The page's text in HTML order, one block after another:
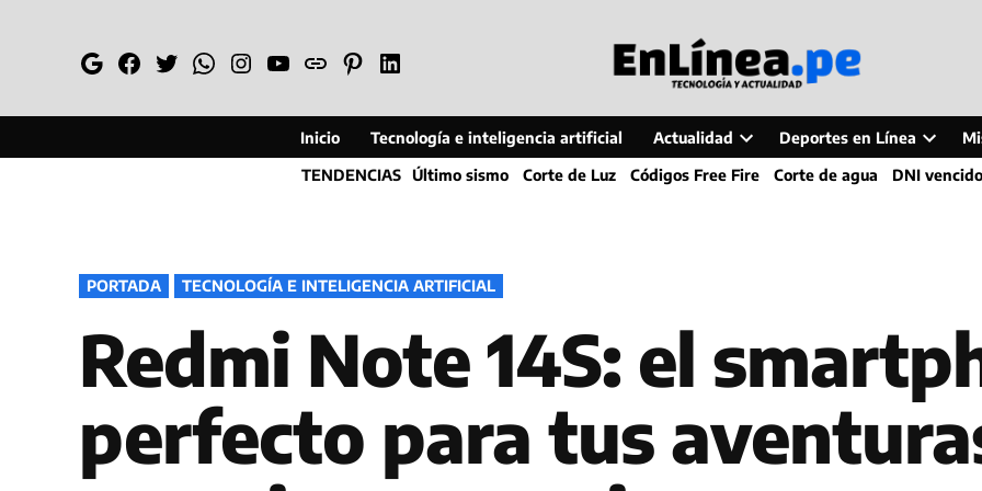
GoogleFacebook
TwitterWhatsapp
Instagram
YouTube
WebPinterestLinkedin
Inicio Tecnología e inteligencia artificial Actualidad
Open
dropdown
Deportes en Línea
Open
dropdown
TENDENCIAS Último sismo Corte de Luz Códigos Free Fire Corte de agua DNI vencido
PUBLICADO
EN
PORTADA TECNOLOGÍA E INTELIGENCIA ARTIFICIAL
Redmi Note 14S: el
perfecto para tus